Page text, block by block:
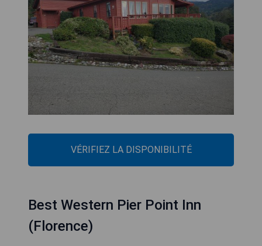
VÉRIFIEZ LA DISPONIBILITÉ
Best Western Pier Point Inn
(Florence)